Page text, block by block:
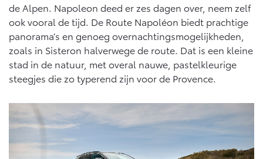
de Alpen. Napoleon deed er zes dagen over, neem zelf
ook vooral de tijd. De Route Napoléon biedt prachtige
panorama’s en genoeg overnachtingsmogelijkheden,
zoals in Sisteron halverwege de route. Dat is een kleine
stad in de natuur, met overal nauwe, pastelkleurige
steegjes die zo typerend zijn voor de Provence.